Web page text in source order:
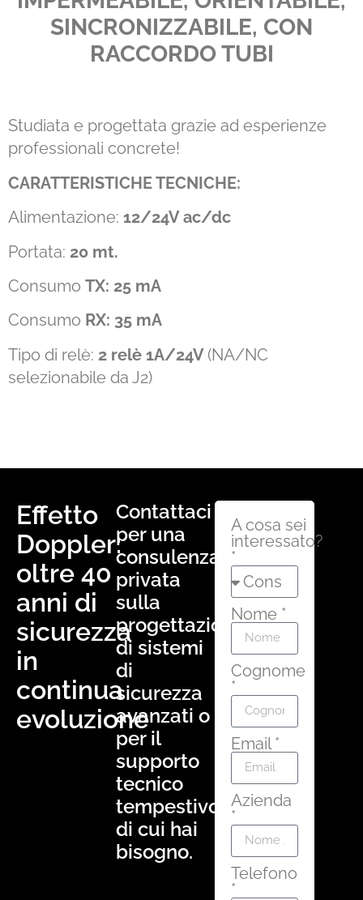
SINCRONIZZABILE, CON
RACCORDO TUBI
Studiata e progettata grazie ad esperienze
professionali concrete!
CARATTERISTICHE TECNICHE:
Alimentazione: 12/24V ac/dc
Portata: 20 mt.
Consumo TX: 25 mA
Consumo RX: 35 mA
Tipo di relè: 2 relè 1A/24V (NA/NC
selezionabile da J2)
Effetto
Doppler:
oltre 40
anni di
sicurezza
in
continua
evoluzione
Contattaci
per una
consulenza
privata
sulla
progettazione
di sistemi
di
sicurezza
avanzati o
per il
supporto
tecnico
tempestivo
di cui hai
bisogno.
A cosa sei
interessato?
*
Nome *
Cognome
*
Email *
Azienda
*
Telefono
*